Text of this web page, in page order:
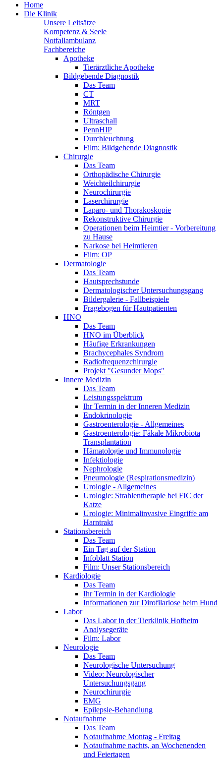
Home
Die Klinik
Unsere Leitsätze
Kompetenz & Seele
Notfallambulanz
Fachbereiche
Apotheke
Tierärztliche Apotheke
Bildgebende Diagnostik
Das Team
CT
MRT
Röntgen
Ultraschall
PennHIP
Durchleuchtung
Film: Bildgebende Diagnostik
Chirurgie
Das Team
Orthopädische Chirurgie
Weichteilchirurgie
Neurochirurgie
Laserchirurgie
Laparo- und Thorakoskopie
Rekonstruktive Chirurgie
Operationen beim Heimtier - Vorbereitung
zu Hause
Narkose bei Heimtieren
Film: OP
Dermatologie
Das Team
Hautsprechstunde
Dermatologischer Untersuchungsgang
Bildergalerie - Fallbeispiele
Fragebogen für Hautpatienten
HNO
Das Team
HNO im Überblick
Häufige Erkrankungen
Brachycephales Syndrom
Radiofrequenzchirurgie
Projekt "Gesunder Mops"
Innere Medizin
Das Team
Leistungsspektrum
Ihr Termin in der Inneren Medizin
Endokrinologie
Gastroenterologie - Allgemeines
Gastroenterologie: Fäkale Mikrobiota
Transplantation
Hämatologie und Immunologie
Infektiologie
Nephrologie
Pneumologie (Respirationsmedizin)
Urologie - Allgemeines
Urologie: Strahlentherapie bei FIC der
Katze
Urologie: Minimalinvasive Eingriffe am
Harntrakt
Stationsbereich
Das Team
Ein Tag auf der Station
Infoblatt Station
Film: Unser Stationsbereich
Kardiologie
Das Team
Ihr Termin in der Kardiologie
Informationen zur Dirofilariose beim Hund
Labor
Das Labor in der Tierklinik Hofheim
Analysegeräte
Film: Labor
Neurologie
Das Team
Neurologische Untersuchung
Video: Neurologischer
Untersuchungsgang
Neurochirurgie
EMG
Epilepsie-Behandlung
Notaufnahme
Das Team
Notaufnahme Montag - Freitag
Notaufnahme nachts, an Wochenenden
und Feiertagen